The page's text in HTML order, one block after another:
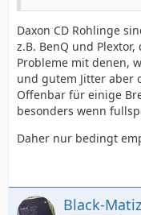
Daxon CD Rohlinge
z.B. BenQ und
Probleme mit denen,
und gutem Jitter aber
Offenbar für einige
besonders wenn
Daher nur bedingt
Black-Matiz